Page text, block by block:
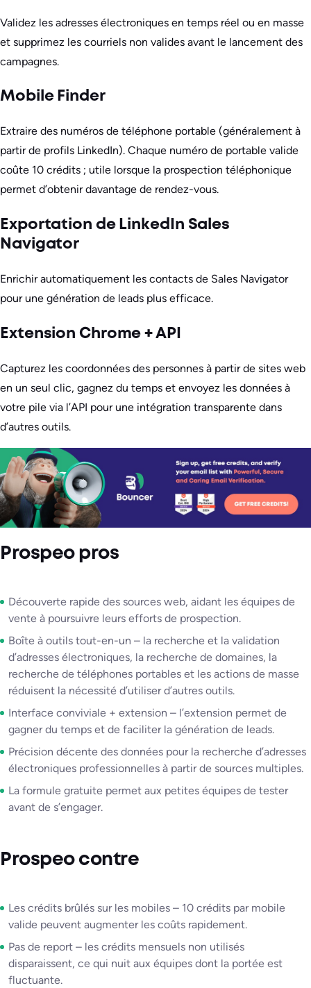
Validez les adresses électroniques en temps réel ou en masse
et supprimez les courriels non valides avant le lancement des
campagnes.
Mobile Finder
Extraire des numéros de téléphone portable (généralement à
partir de profils LinkedIn). Chaque numéro de portable valide
coûte 10 crédits ; utile lorsque la prospection téléphonique
permet d’obtenir davantage de rendez-vous.
Exportation de LinkedIn Sales
Navigator
Enrichir automatiquement les contacts de Sales Navigator
pour une génération de leads plus efficace.
Extension Chrome + API
Capturez les coordonnées des personnes à partir de sites web
en un seul clic, gagnez du temps et envoyez les données à
votre pile via l’API pour une intégration transparente dans
d’autres outils.
Prospeo pros
Découverte rapide des sources web, aidant les équipes de
vente à poursuivre leurs efforts de prospection.
Boîte à outils tout-en-un – la recherche et la validation
d’adresses électroniques, la recherche de domaines, la
recherche de téléphones portables et les actions de masse
réduisent la nécessité d’utiliser d’autres outils.
Interface conviviale + extension – l’extension permet de
gagner du temps et de faciliter la génération de leads.
Précision décente des données pour la recherche d’adresses
électroniques professionnelles à partir de sources multiples.
La formule gratuite permet aux petites équipes de tester
avant de s’engager.
Prospeo contre
Les crédits brûlés sur les mobiles – 10 crédits par mobile
valide peuvent augmenter les coûts rapidement.
Pas de report – les crédits mensuels non utilisés
disparaissent, ce qui nuit aux équipes dont la portée est
fluctuante.